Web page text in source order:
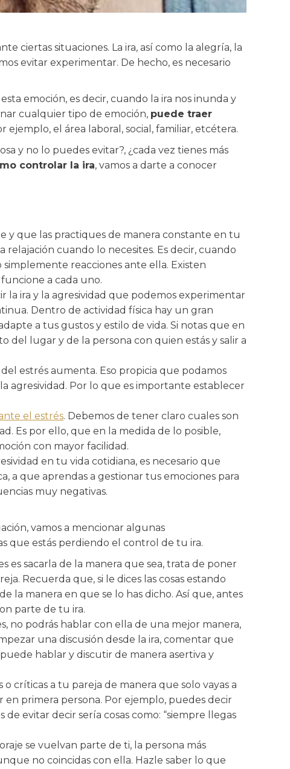
ciertas situaciones. La ira, así como la alegría, la
evitar experimentar. De hecho, es necesario
emoción, es decir, cuando la ira nos inunda y
cualquier tipo de emoción, puede traer
el área laboral, social, familiar, etcétera.
y no lo puedes evitar?, ¿cada vez tienes más
controlar la ira, vamos a darte a conocer
y que las practiques de manera constante en tu
cuando lo necesites. Es decir, cuando
reacciones ante ella. Existen
a cada uno.
la ira y la agresividad que podemos experimentar
Dentro de actividad física hay un gran
a tus gustos y estilo de vida. Si notas que en
lugar y de la persona con quien estás y salir a
estrés aumenta. Eso propicia que podamos
agresividad. Por lo que es importante establecer
el estrés. Debemos de tener claro cuales son
Es por ello, que en la medida de lo posible,
con mayor facilidad.
en tu vida cotidiana, es necesario que
a que aprendas a gestionar tus emociones para
muy negativas.
vamos a mencionar algunas
que estás perdiendo el control de tu ira.
es sacarla de la manera que sea, trata de poner
Recuerda que, si le dices las cosas estando
la manera en que se lo has dicho. Así que, antes
parte de tu ira.
no podrás hablar con ella de una mejor manera,
una discusión desde la ira, comentar que
hablar y discutir de manera asertiva y
o críticas a tu pareja de manera que solo vayas a
primera persona. Por ejemplo, puedes decir
evitar decir sería cosas como: “siempre llegas
se vuelvan parte de ti, la persona más
no coincidas con ella. Hazle saber lo que